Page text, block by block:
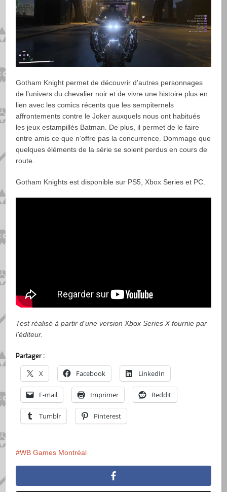
Gotham Knight permet de découvrir d’autres personnages
de l’univers du chevalier noir et de vivre une histoire plus en
lien avec les comics récents que les sempiternels
affrontements contre le Joker auxquels nous ont habitués
les jeux estampillés Batman. De plus, il permet de le faire
entre amis ce que n’offre pas la concurrence. Dommage que
quelques éléments de la série se soient perdus en cours de
route.
Gotham Knights est disponible sur PS5, Xbox Series et PC.
Test réalisé à partir d’une version Xbox Series X fournie par
l’éditeur.
Partager :
X Facebook LinkedIn
E-mail Imprimer Reddit
Tumblr Pinterest
WB Games Montréal